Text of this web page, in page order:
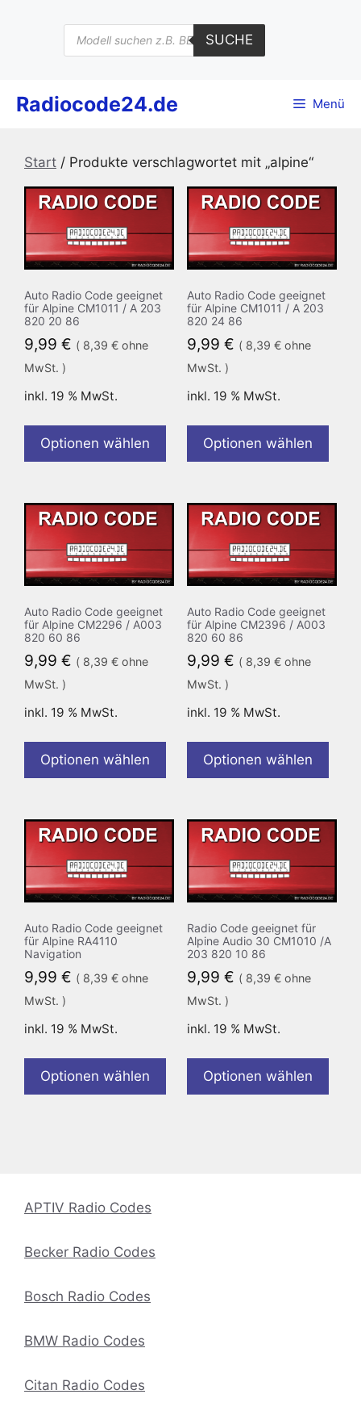
Products
search
SUCHE
Radiocode24.de Menü
Start / Produkte verschlagwortet mit „alpine“
Auto Radio Code geeignet
für Alpine CM1011 / A 203
820 20 86
9,99 € ( 8,39 € ohne
MwSt. )
inkl. 19 % MwSt.
Optionen wählen
Auto Radio Code geeignet
für Alpine CM1011 / A 203
820 24 86
9,99 € ( 8,39 €ohne
MwSt. )
inkl. 19 % MwSt.
Optionen wählen
Auto Radio Code geeignet
für Alpine CM2296 / A003
820 60 86
9,99 € ( 8,39 € ohne
MwSt. )
inkl. 19 % MwSt.
Optionen wählen
Auto Radio Code geeignet
für Alpine CM2396 / A003
820 60 86
9,99 € ( 8,39 €ohne
MwSt. )
inkl. 19 % MwSt.
Optionen wählen
Auto Radio Code geeignet
für Alpine RA4110
Navigation
9,99 € ( 8,39 € ohne
MwSt. )
inkl. 19 % MwSt.
Optionen wählen
Radio Code geeignet für
Alpine Audio 30 CM1010 /A
203 820 10 86
9,99 € ( 8,39 €ohne
MwSt. )
inkl. 19 % MwSt.
Optionen wählen
APTIV Radio Codes
Becker Radio Codes
Bosch Radio Codes
BMW Radio Codes
Citan Radio Codes